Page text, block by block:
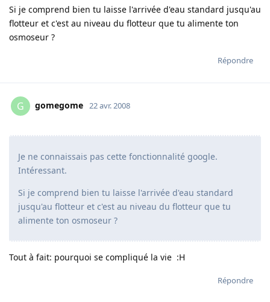
Si je comprend bien tu laisse l'arrivée d'eau standard jusqu'au
flotteur et c'est au niveau du flotteur que tu alimente ton
osmoseur ?
Répondre
G gomegome 22 avr. 2008
Je ne connaissais pas cette fonctionnalité google.
Intéressant.
Si je comprend bien tu laisse l'arrivée d'eau standard
jusqu'au flotteur et c'est au niveau du flotteur que tu
alimente ton osmoseur ?
Tout à fait: pourquoi se compliqué la vie :H
Répondre